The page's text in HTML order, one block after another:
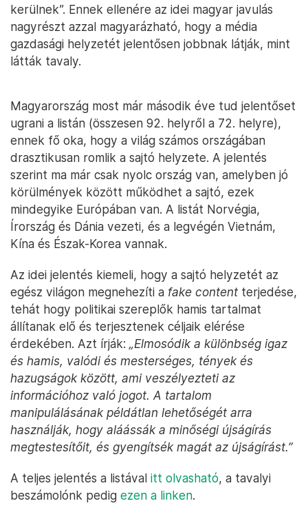
kerülnek”. Ennek ellenére az idei magyar javulás
nagyrészt azzal magyarázható, hogy a média
gazdasági helyzetét jelentősen jobbnak látják, mint
látták tavaly.
Magyarország most már második éve tud jelentőset
ugrani a listán (összesen 92. helyről a 72. helyre),
ennek fő oka, hogy a világ számos országában
drasztikusan romlik a sajtó helyzete. A jelentés
szerint ma már csak nyolc ország van, amelyben jó
körülmények között működhet a sajtó, ezek
mindegyike Európában van. A listát Norvégia,
Írország és Dánia vezeti, és a legvégén Vietnám,
Kína és Észak-Korea vannak.
Az idei jelentés kiemeli, hogy a sajtó helyzetét az
egész világon megnehezíti a fake content terjedése,
tehát hogy politikai szereplők hamis tartalmat
állítanak elő és terjesztenek céljaik elérése
érdekében. Azt írják: „Elmosódik a különbség igaz
és hamis, valódi és mesterséges, tények és
hazugságok között, ami veszélyezteti az
információhoz való jogot. A tartalom
manipulálásának példátlan lehetőségét arra
használják, hogy aláássák a minőségi újságírás
megtestesítőit, és gyengítsék magát az újságírást.”
A teljes jelentés a listával itt olvasható, a tavalyi
beszámolónk pedig ezen a linken.